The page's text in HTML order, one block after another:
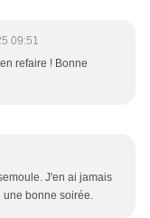
09:51
refaire ! Bonne
J'en ai jamais
une bonne soirée.